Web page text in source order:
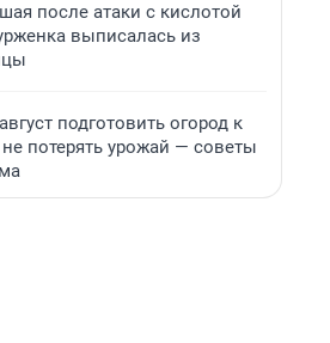
после атаки с кислотой
выписалась из
подготовить огород к
потерять урожай — советы